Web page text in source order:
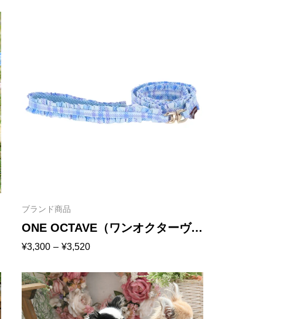
ブランド商品
ONE OCTAVE（ワンオクターヴ）
チェック柄フリルリード｜全2色
¥3,300 – ¥3,520
価
帯:
¥3,300
–
¥3,520